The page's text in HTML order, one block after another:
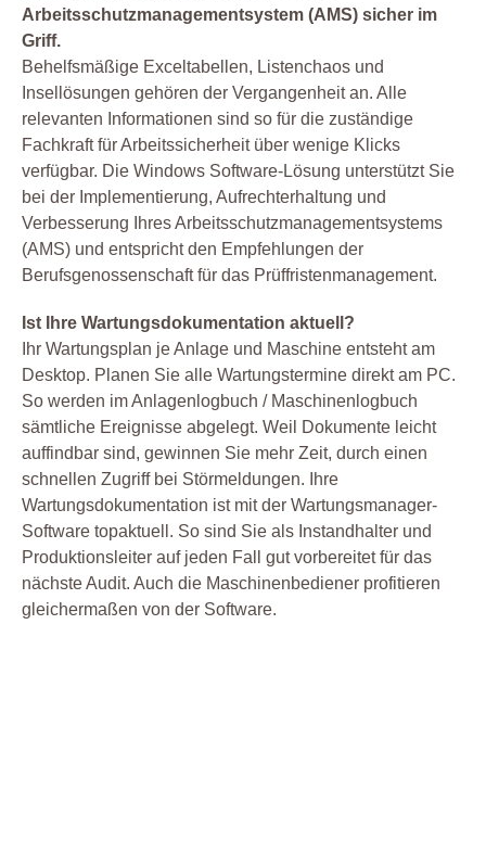
Prüfen
Prüfmittel Messmittel
Prüfplaner
Prüfung
Prüfung Arbeitsmittel
Prüfung Fuhrpark
Reparatur
Service
Sicherheit
Software
Sonstiges
Unterweisung
Wartung
Werkstatt
Zertifizierung
Arbeitsschutzmanagementsystem (AMS) sicher im
Griff.
Behelfsmäßige Exceltabellen, Listenchaos und
Insellösungen gehören der Vergangenheit an. Alle
relevanten Informationen sind so für die zuständige
Fachkraft für Arbeitssicherheit über wenige Klicks
verfügbar. Die Windows Software-Lösung unterstützt Sie
bei der Implementierung, Aufrechterhaltung und
Verbesserung Ihres Arbeitsschutzmanagementsystems
(AMS) und entspricht den Empfehlungen der
Berufsgenossenschaft für das Prüffristenmanagement.
Ist Ihre Wartungsdokumentation aktuell?
Ihr Wartungsplan je Anlage und Maschine entsteht am
Desktop. Planen Sie alle Wartungstermine direkt am PC.
So werden im Anlagenlogbuch / Maschinenlogbuch
sämtliche Ereignisse abgelegt. Weil Dokumente leicht
auffindbar sind, gewinnen Sie mehr Zeit, durch einen
schnellen Zugriff bei Störmeldungen. Ihre
Wartungsdokumentation ist mit der Wartungsmanager-
Software topaktuell. So sind Sie als Instandhalter und
Produktionsleiter auf jeden Fall gut vorbereitet für das
nächste Audit. Auch die Maschinenbediener profitieren
gleichermaßen von der Software.